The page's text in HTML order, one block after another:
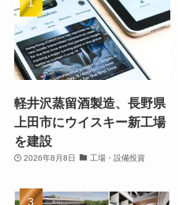
軽井沢蒸留酒製造、長野県
上田市にウイスキー新工場
を建設
2026年8月8日 工場・設備投資